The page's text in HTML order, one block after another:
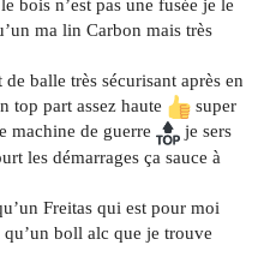
bois n’est pas une fusée je le
ma lin Carbon mais très
balle très sécurisant après en
top part assez haute
super
machine de guerre
je sers
les démarrages ça sauce à
Freitas qui est pour moi
qu’un boll alc que je trouve